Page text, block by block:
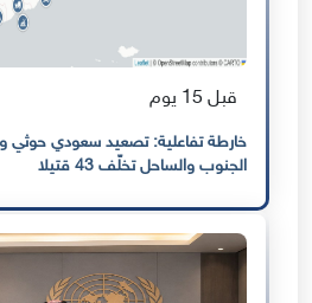
قبل 15 يوم
خارطة تفاعلية: تصعيد سعودي
الجنوب والساحل تخلّف 43 قتيلا